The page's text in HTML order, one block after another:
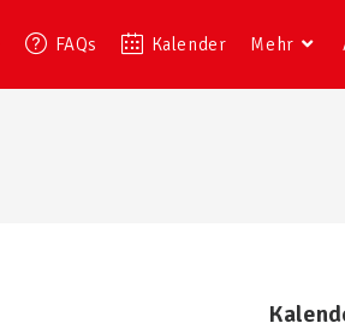
FAQs Kalender Mehr